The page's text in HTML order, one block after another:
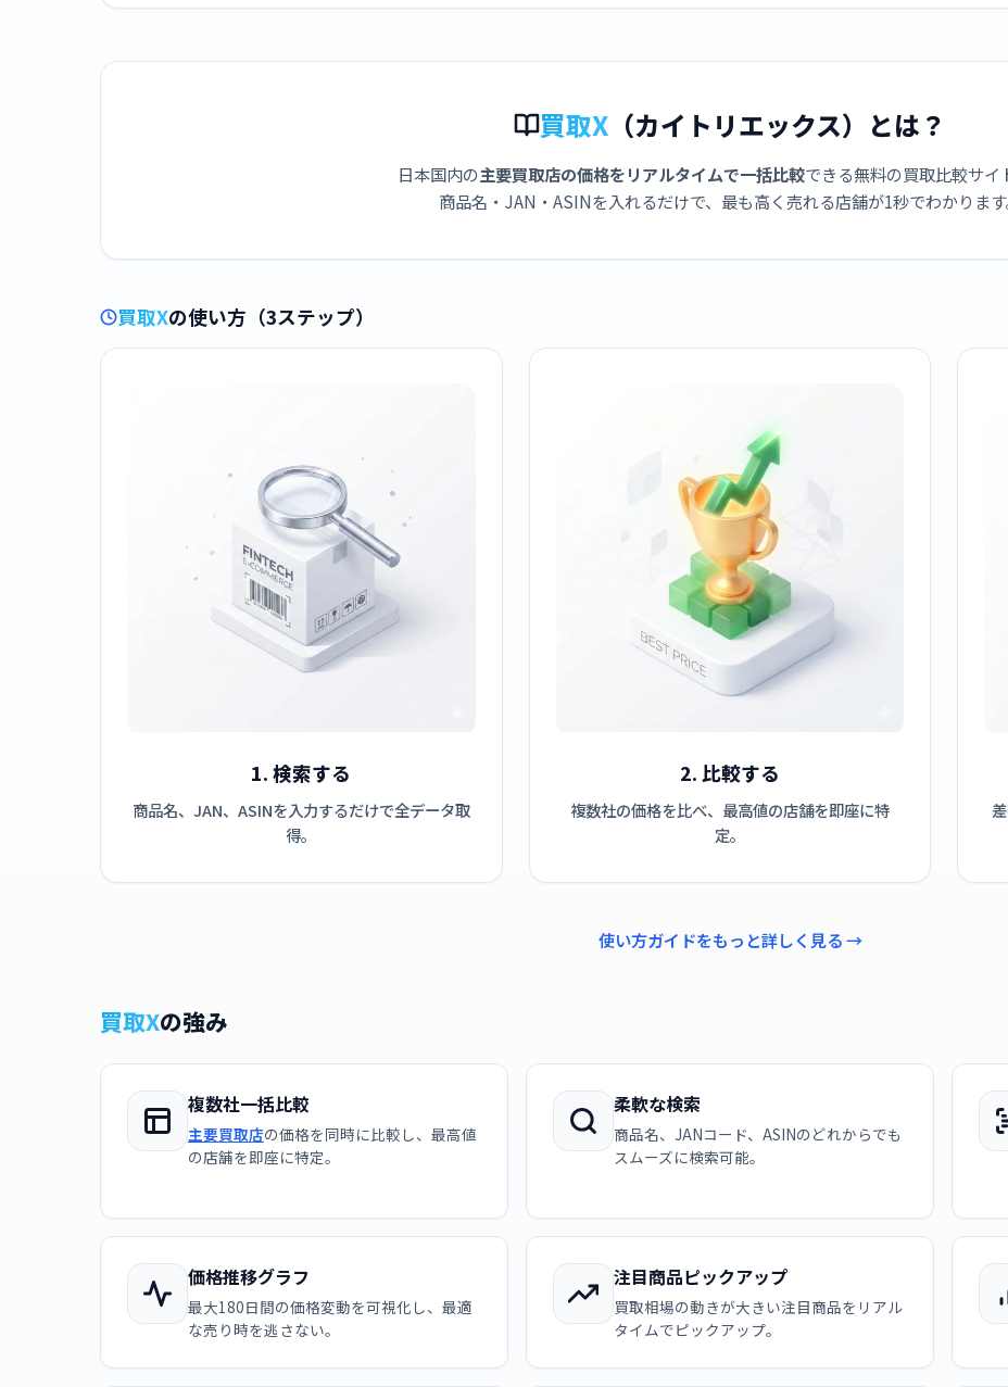
- Size 8 [USサイズ
- Size 6 [USサイズ
- Size 7 [USサイズ
- Size 9 [USサイズ
- Size 11 [USサイ
JZ905259411
- Size 12 [USサイ
JZ905259412
買取X （カイトリエックス）とは？
日本国内の主要買取店の価格をリアルタイムで一括比較できる無料の買取比較サイ
商品名・JAN・ASINを入れるだけで、最も高く売れる店舗が1秒でわかります
買取Xの使い方（3ステップ）
1. 検索する
商品名、JAN、ASINを入力するだけで全データ取
得。
2. 比較する
複数社の価格を比べ、最高値の店舗を即座に特
定。
使い方ガイドをもっと詳しく見る →
買取Xの強み
複数社一括比較
主要買取店の価格を同時に比較し、最高値
の店舗を即座に特定。
柔軟な検索
商品名、JANコード、ASINのどれからでも
スムーズに検索可能。
価格推移グラフ
最大180日間の価格変動を可視化し、最適
な売り時を逃さない。
注目商品ピックアップ
買取相場の動きが大きい注目商品をリアル
タイムでピックアップ。